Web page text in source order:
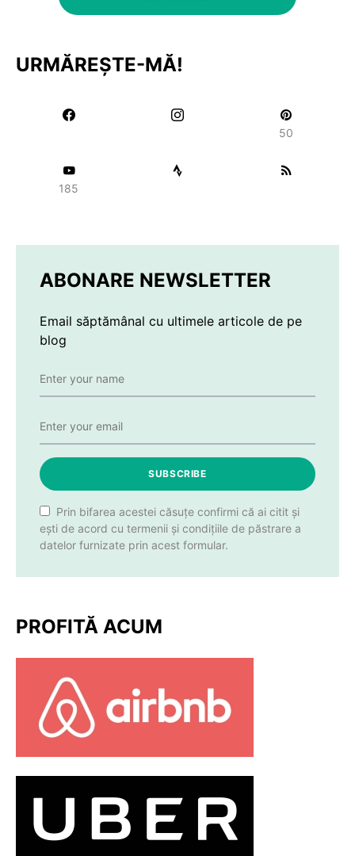
URMĂREȘTE-MĂ!
50
185
ABONARE NEWSLETTER
Email săptămânal cu ultimele articole de pe
blog
SUBSCRIBE
Prin bifarea acestei căsuțe confirmi că ai citit și
ești de acord cu termenii și condițiile de păstrare a
datelor furnizate prin acest formular.
PROFITĂ ACUM